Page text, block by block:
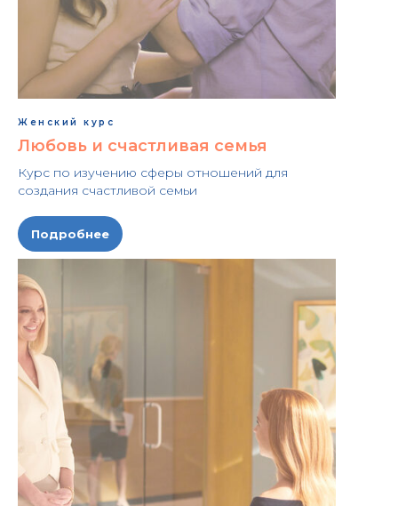
Женский курс
Любовь и счастливая семья
Курс по изучению сферы отношений для
создания счастливой семьи
Подробнее